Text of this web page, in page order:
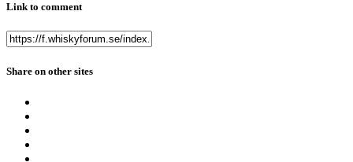
Link to comment
Share on other sites